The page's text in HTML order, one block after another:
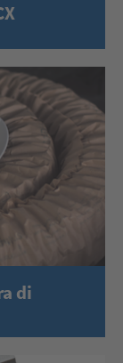
di